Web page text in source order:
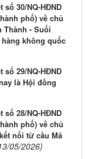
30/NQ-HĐND
phố) về chủ
Thành - Suối
không quốc
29/NQ-HĐND
là Hội đồng
28/NQ-HĐND
phố) về chủ
nối từ cầu Mã
05/2026)